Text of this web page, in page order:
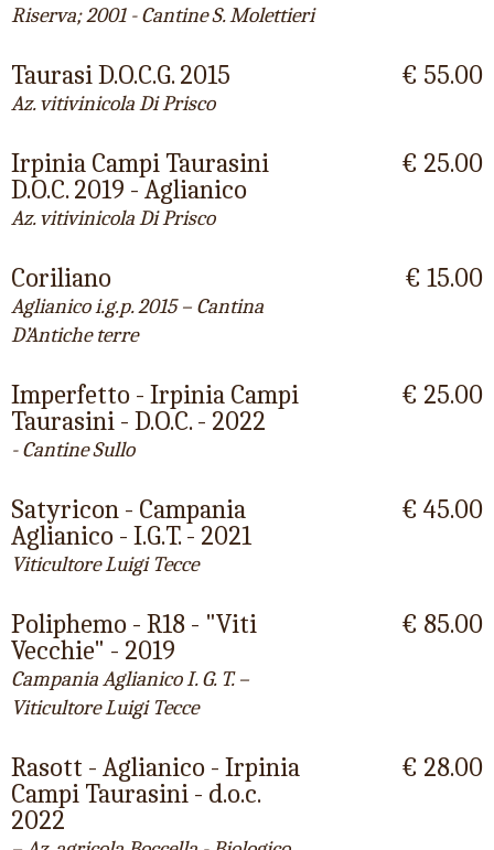
Riserva; 2001 - Cantine S. Molettieri
Taurasi D.O.C.G. 2015
Az. vitivinicola Di Prisco
€ 55.00
Irpinia Campi Taurasini
D.O.C. 2019 - Aglianico
Az. vitivinicola Di Prisco
€ 25.00
Coriliano
Aglianico i.g.p. 2015 – Cantina
D’Antiche terre
€ 15.00
Imperfetto - Irpinia Campi
Taurasini - D.O.C. - 2022
- Cantine Sullo
€ 25.00
Satyricon - Campania
Aglianico - I.G.T. - 2021
Viticultore Luigi Tecce
€ 45.00
Poliphemo - R18 - "Viti
Vecchie" - 2019
Campania Aglianico I. G. T. –
Viticultore Luigi Tecce
€ 85.00
Rasott - Aglianico - Irpinia
Campi Taurasini - d.o.c.
2022
€ 28.00